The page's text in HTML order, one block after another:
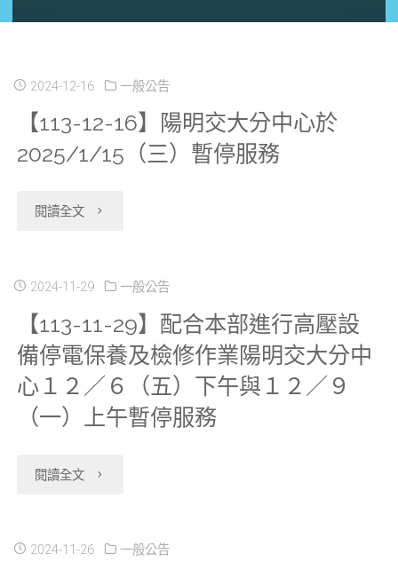
2024-12-16 一般公告
【113-12-16】陽明交大分中心於
2025/1/15（三）暫停服務
閱讀全文 "【113-
16】
陽
明
分
心
2024-11-29 一般公告
【113-11-29】配合本部進行高壓設
備停電保養及檢修作業陽明交大分中
心１２／６（五）下午與１２／９
（一）上午暫停服務
閱讀全文 "【113-
29】
2024-11-26 一般公告